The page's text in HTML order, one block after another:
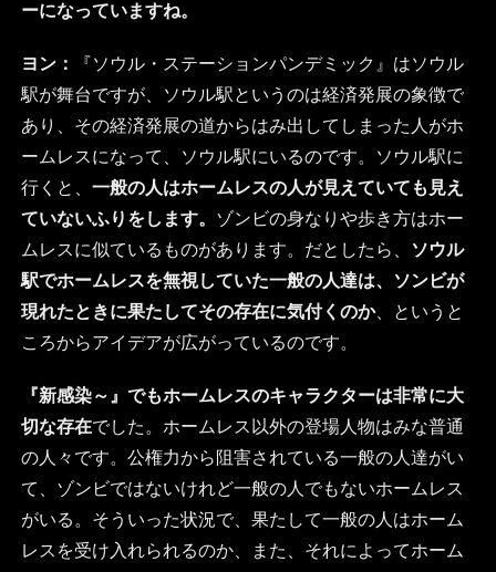
ーになっていますね。
ヨン：
『ソウル・ステーションパンデミック』はソウル
駅が舞台ですが、ソウル駅というのは経済発展の象徴で
あり、その経済発展の道からはみ出してしまった人がホ
ームレスになって、ソウル駅にいるのです。ソウル駅に
行くと、 一般の人はホームレスの人が見えていても見え
ていないふりをします。 ゾンビの身なりや歩き方はホー
ムレスに似ているものがあります。だとしたら、
ソウル
駅でホームレスを無視していた一般の人達は、ソンビが
現れたときに果たしてその存在に気付くのか、というと
ころからアイデアが広がっているのです。
『新感染～』でもホームレスのキャラクターは非常に大
切な存在でした。ホームレス以外の登場人物はみな普通
の人々です。公権力から阻害されている一般の人達がい
て、ゾンビではないけれど一般の人でもないホームレス
がいる。そういった状況で、果たして一般の人はホーム
レスを受け入れられるのか、また、それによってホーム